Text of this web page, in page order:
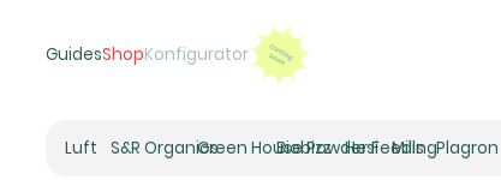
GuidesShopKonfigurator
Luft
S&R OrganicsGreen House Powder Feeding
Biobizz Hesi Mills Plagron